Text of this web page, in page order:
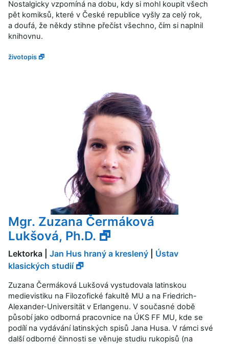
Nostalgicky vzpomíná na dobu, kdy si mohl koupit všech
pět komiksů, které v České republice vyšly za celý rok,
a doufá, že někdy stihne přečíst všechno, čím si naplnil
knihovnu.
životopis 🗗
Mgr. Zuzana Čermáková
Lukšová, Ph.D. 🗗
Lektorka | Jan Hus hraný a kreslený
Ústav
klasických studií 🗗
Zuzana Čermáková Lukšová vystudovala latinskou
medievistiku na Filozofické fakultě MU a na Friedrich-
Alexander-Universität v Erlangenu. V současné době
působí jako odborná pracovnice na ÚKS FF MU, kde se
podílí na vydávání latinských spisů Jana Husa. V rámci své
další odborné činnosti se věnuje studiu rukopisů (na